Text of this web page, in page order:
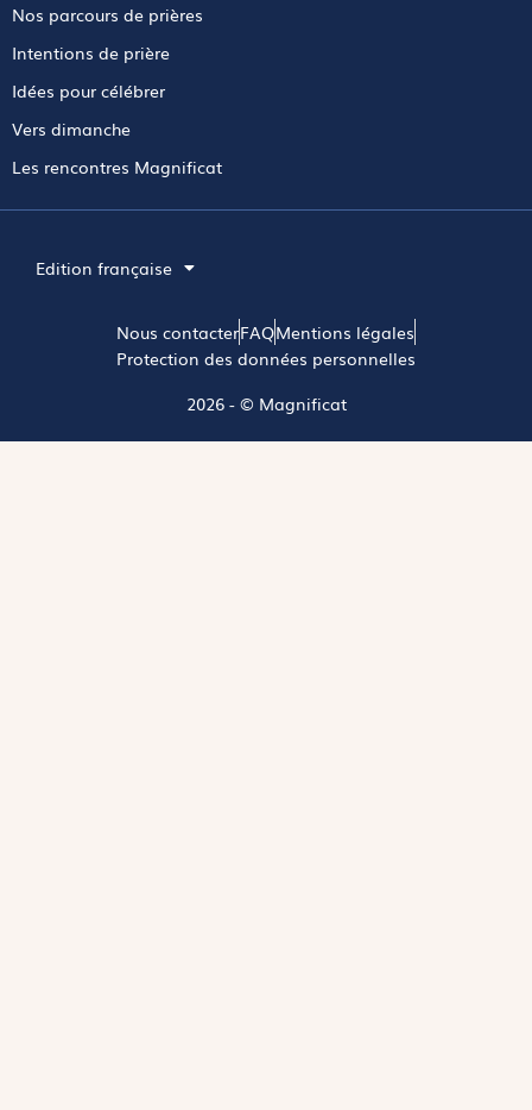
Nos parcours de prières
Intentions de prière
Idées pour célébrer
Vers dimanche
Les rencontres Magnificat
Edition française
Nous contacterFAQMentions légales
Protection des données personnelles
2026 - © Magnificat